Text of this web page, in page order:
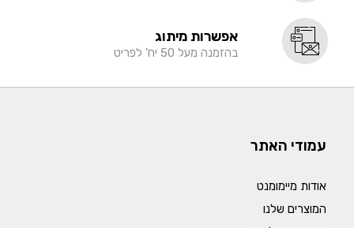
אפשרות מיתוג
בהזמנה מעל 50 יח' לפריט
עמודי האתר
אודות מיימומנט
המוצרים שלנו